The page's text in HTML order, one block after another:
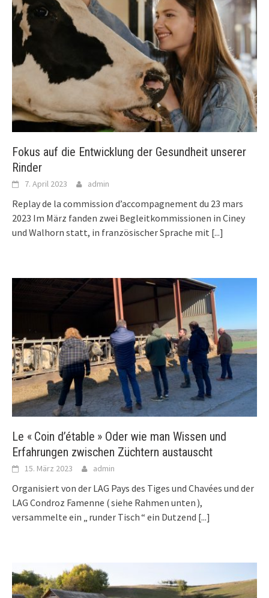
Fokus auf die Entwicklung der Gesundheit unserer
Rinder
7. April 2023 admin
Replay de la commission d’accompagnement du 23 mars
2023 Im März fanden zwei Begleitkommissionen in Ciney
und Walhorn statt, in französischer Sprache mit [...]
Le « Coin d’étable » Oder wie man Wissen und
Erfahrungen zwischen Züchtern austauscht
15. März 2023 admin
Organisiert von der LAG Pays des Tiges und Chavées und der
LAG Condroz Famenne ( siehe Rahmen unten ),
versammelte ein „ runder Tisch “ ein Dutzend [...]